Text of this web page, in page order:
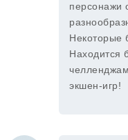
персонажи
Некоторые
Находится
экшен-игр!